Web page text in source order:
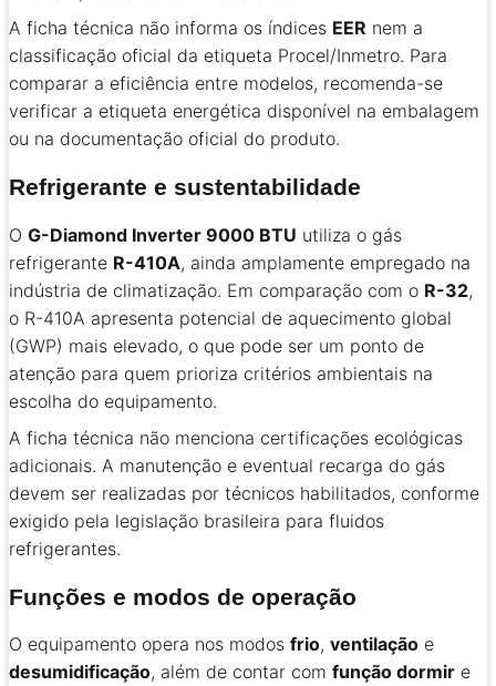
A ficha técnica não informa os índices EER nem a
classificação oficial da etiqueta Procel/Inmetro. Para
comparar a eficiência entre modelos, recomenda-se
verificar a etiqueta energética disponível na embalagem
ou na documentação oficial do produto.
Refrigerante e sustentabilidade
O G-Diamond Inverter 9000 BTU utiliza o gás
refrigerante R-410A, ainda amplamente empregado na
indústria de climatização. Em comparação com o R-32,
o R-410A apresenta potencial de aquecimento global
(GWP) mais elevado, o que pode ser um ponto de
atenção para quem prioriza critérios ambientais na
escolha do equipamento.
A ficha técnica não menciona certificações ecológicas
adicionais. A manutenção e eventual recarga do gás
devem ser realizadas por técnicos habilitados, conforme
exigido pela legislação brasileira para fluidos
refrigerantes.
Funções e modos de operação
O equipamento opera nos modos frio, ventilação e
desumidificação, além de contar com função dormir e